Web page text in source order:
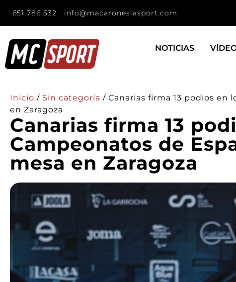
651 786 532 info@macaronesiasport.com
NOTICIAS
Inicio / Sin categoría / Canarias firma 13 podios en
en Zaragoza
Canarias firma 13
Campeonatos de
mesa en Zaragoza